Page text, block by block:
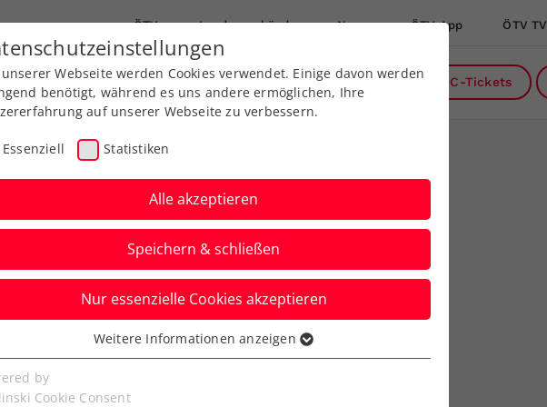
ÖTV Landesverbände News ÖTV App ÖTV TV
Ausbildungen Services Über uns DC-Tickets
Start in die
hin
Webseite werden Cookies verwendet. Einige davon werden
benötigt, während es uns andere ermöglichen, Ihre
auf unserer Webseite zu verbessern.
Essenziell Statistiken
Alle akzeptieren
Speichern & schließen
Nur essenzielle Cookies akzeptieren
Cookies werden für grundlegende Funktionen der
benötigt. Dadurch ist gewährleistet, dass die Webseite
Weitere Informationen anzeigen
by
Cookie Consent